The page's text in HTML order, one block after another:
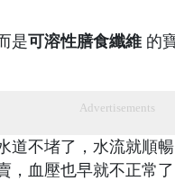
是可溶性膳食纖維 的
Advertisements
道不堵了，水流就順
，血壓也早就不正常了